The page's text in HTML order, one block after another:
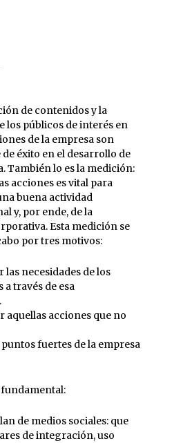
de contenidos y la
los públicos de interés en
de la empresa son
éxito en el desarrollo de
También lo es la medición:
acciones es vital para
buena actividad
y, por ende, de la
Esta medición se
por tres motivos:
las necesidades de los
través de esa
aquellas acciones que no
fuertes de la empresa
fundamental:
de medios sociales: que
de integración, uso